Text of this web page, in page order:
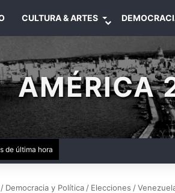
CULTURA & ARTES
AMÉRICA
de última hora
/ Democracia y Política / Elecciones /